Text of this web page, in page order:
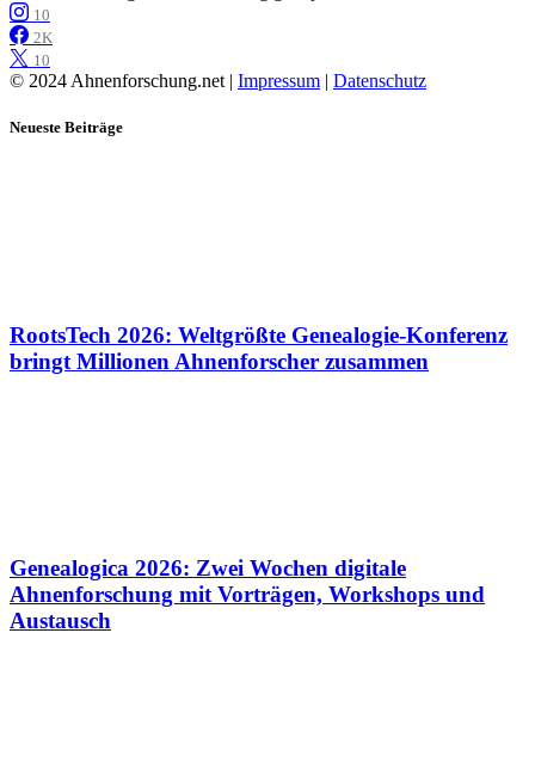
10
2K
10
© 2024 Ahnenforschung.net | Impressum | Datenschutz
Neueste Beiträge
RootsTech 2026: Weltgrößte Genealogie-Konferenz
bringt Millionen Ahnenforscher zusammen
Genealogica 2026: Zwei Wochen digitale
Ahnenforschung mit Vorträgen, Workshops und
Austausch